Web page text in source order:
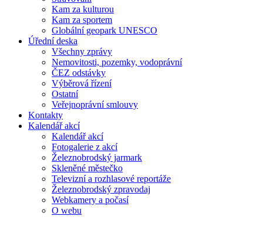
Kam za kulturou
Kam za sportem
Globální geopark UNESCO
Úřední deska
Všechny zprávy
Nemovitosti, pozemky, vodoprávní
ČEZ odstávky
Výběrová řízení
Ostatní
Veřejnoprávní smlouvy
Kontakty
Kalendář akcí
Kalendář akcí
Fotogalerie z akcí
Železnobrodský jarmark
Skleněné městečko
Televizní a rozhlasové reportáže
Železnobrodský zpravodaj
Webkamery a počasí
O webu